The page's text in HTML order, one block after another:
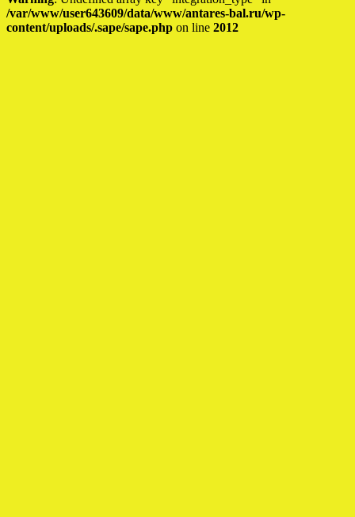
/var/www/user643609/data/www/antares-bal.ru/wp-
content/uploads/.sape/sape.php on line 2012